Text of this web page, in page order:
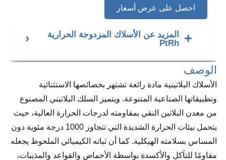
احصل على عرض أسعار
المزيد عن الأسلاك المزدوجة الحرارية
PtRh
الوصف
الأسلاك البلاتينية مادة رائعة تشتهر بخصائصها الاستثنائية
وتطبيقاتها الصناعية المتنوعة. ويتميز السلك البلاتيني المصنوع
من معدن البلاتين النقي بمقاومته لدرجات الحرارة العالية، حيث
يتحمل بيئات الحرارة الشديدة التي تتجاوز 1000 درجة مئوية دون
المساس بسلامته الهيكلية. كما أن ثباته الكيميائي الملحوظ يجعله
مقاومًا للتآكل والأكسدة بواسطة الأحماض والقواعد والمذيبات،